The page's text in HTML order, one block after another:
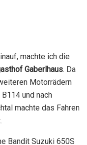
machte ich die
Gaberlhaus. Da
Motorrädern
und nach
machte das Fahren
Bandit Suzuki 650S